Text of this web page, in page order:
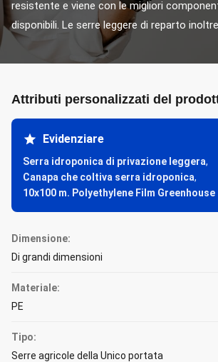
resistente e viene con le migliori
disponibili. Le serre leggere di reparto
Attributi personalizzati del
Evidenziare
Serra idroponica di privazione leggera,
Canapa che coltiva serra idroponica,
10x100 m. Polyethylene Film Greenhouse
Dimensione:
Di grandi dimensioni
Materiale:
PE
Tipo:
Serre agricole della Unico portata